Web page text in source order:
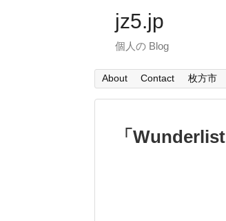
jz5.jp
個人の Blog
About Contact 枚方市
「 Wunderlist